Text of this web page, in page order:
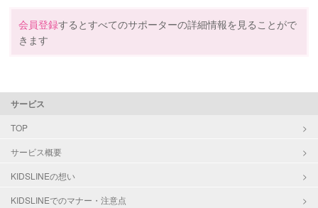
会員登録するとすべてのサポーターの詳細情報を見ることがで
きます
サービス
TOP
サービス概要
KIDSLINEの想い
KIDSLINEでのマナー・注意点